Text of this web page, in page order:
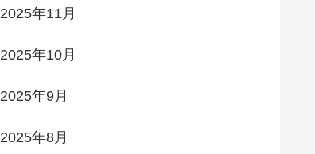
2025年11月
2025年10月
2025年9月
2025年8月